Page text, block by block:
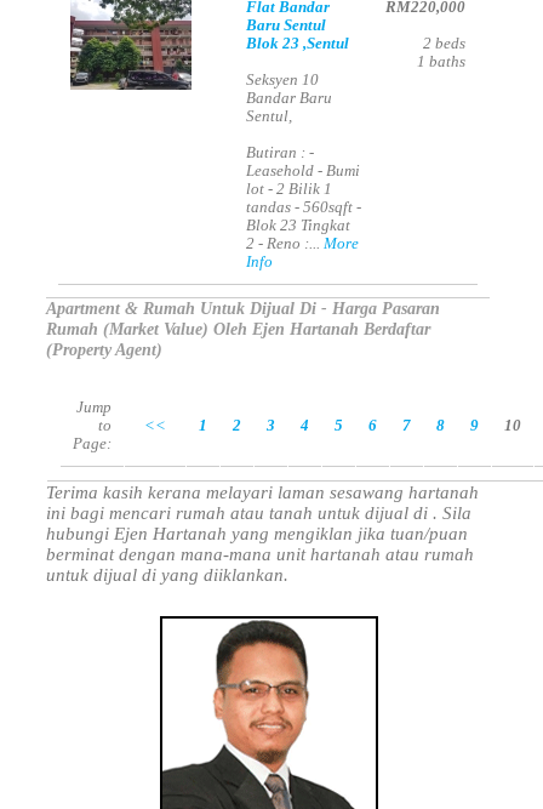
Flat Bandar
Baru Sentul
Blok 23 ,Sentul
Seksyen 10
Bandar Baru
Sentul,
Butiran : -
Leasehold - Bumi
lot - 2 Bilik 1
tandas - 560sqft -
Blok 23 Tingkat
2 - Reno :...More
Info
RM220,000
2 beds
1 baths
Apartment & Rumah Untuk Dijual Di - Harga Pasaran
Rumah (Market Value) Oleh Ejen Hartanah Berdaftar
(Property Agent)
Jump
to
Page:
<< 1 2 3 4 5 6 7 8 9 10
Terima kasih kerana melayari laman sesawang hartanah
ini bagi mencari rumah atau tanah untuk dijual di . Sila
hubungi Ejen Hartanah yang mengiklan jika tuan/puan
berminat dengan mana-mana unit hartanah atau rumah
untuk dijual di yang diiklankan.